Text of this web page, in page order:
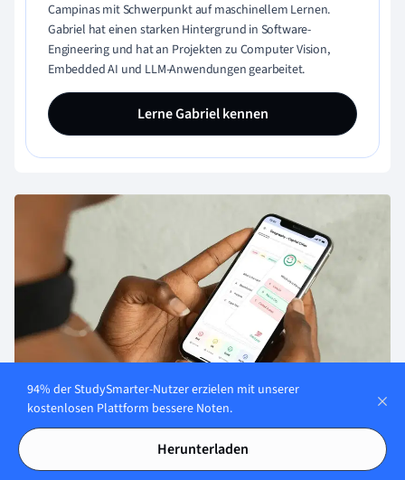
Campinas mit Schwerpunkt auf maschinellem Lernen.
Gabriel hat einen starken Hintergrund in Software-
Engineering und hat an Projekten zu Computer Vision,
Embedded AI und LLM-Anwendungen gearbeitet.
Lerne Gabriel kennen
Über StudySmarter
94% der StudySmarter-Nutzer erzielen mit unserer
kostenlosen Plattform bessere Noten.
Herunterladen